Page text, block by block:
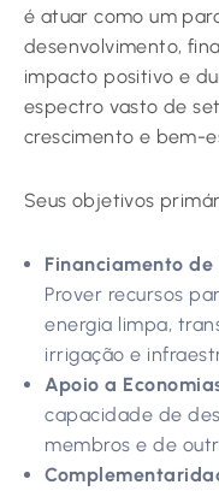
é atuar como um
desenvolvimento,
impacto positivo e
espectro vasto de
crescimento e bem-
Seus objetivos
Financiamento
Prover recursos
energia limpa,
irrigação e
Apoio a
capacidade de
membros e de